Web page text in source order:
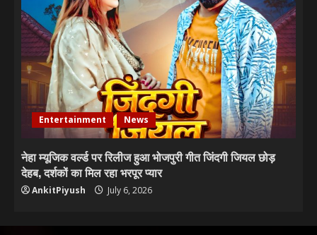
Entertainment News
नेहा म्यूजिक वर्ल्ड पर रिलीज हुआ भोजपुरी गीत जिंदगी जियल छोड़
देहब, दर्शकों का मिल रहा भरपूर प्यार
AnkitPiyush July 6, 2026